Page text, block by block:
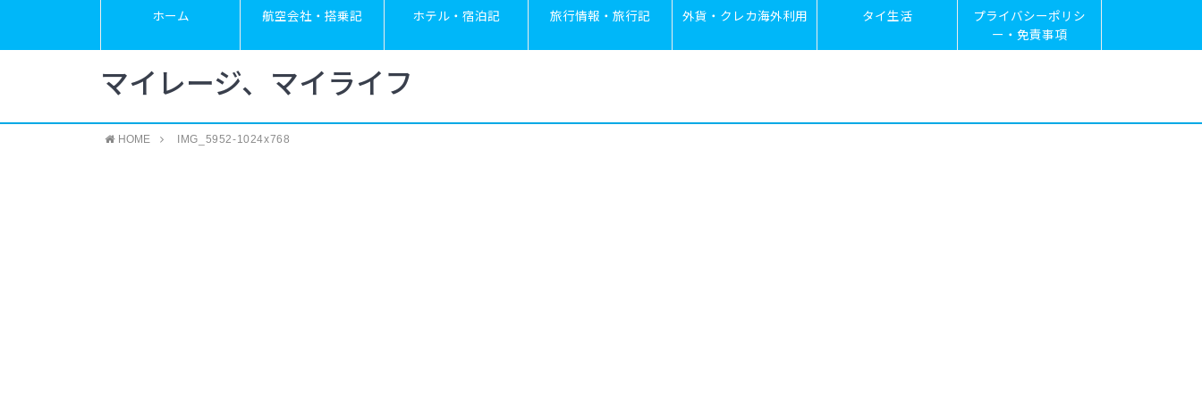
ホーム 航空会社・搭乗記 ホテル・宿泊記 旅行情報・旅行記 外貨・クレカ海外利用 タイ生活
プライバシーポリシ
ー・免責事項
マイレージ、マイライフ
HOME IMG_5952-1024x768